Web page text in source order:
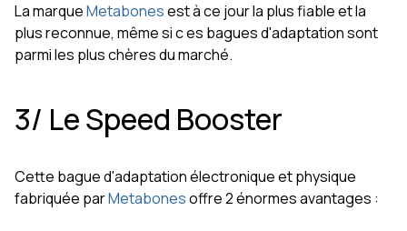
La marqueMetabonesest à ce jour la plus fiable et la
plus reconnue, même si c es bagues d'adaptation sont
parmi les plus chères du marché.
3/ Le Speed Booster
Cette bague d'adaptation électronique et physique
fabriquée parMetabonesoffre 2 énormes avantages :